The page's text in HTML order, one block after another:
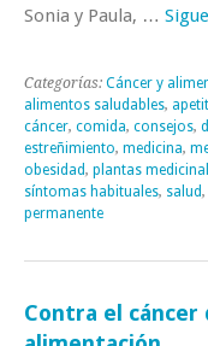
Sonia y Paula, …
Categorías: Cáncer y
alimentos saludables,
cáncer, comida, consejos,
estreñimiento, medicina,
obesidad, plantas
síntomas habituales, salud,
permanente
Contra el